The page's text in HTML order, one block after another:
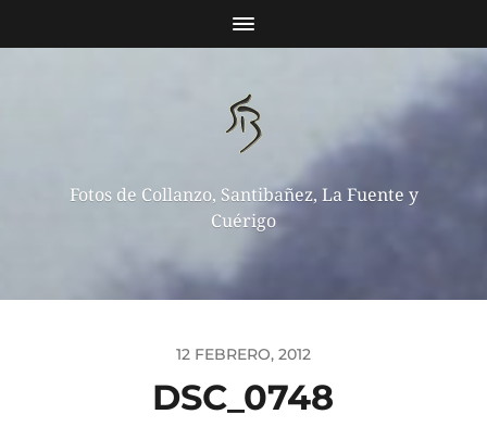
Fotos de Collanzo, Santibañez, La Fuente y
Cuérigo
12 FEBRERO, 2012
DSC_0748